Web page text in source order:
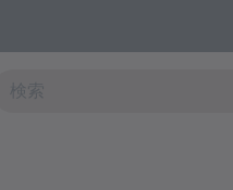
上および下向きの矢印を使う